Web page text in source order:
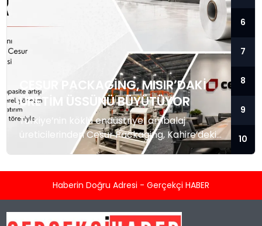
CESUR PACKAGING, MISIR’DAKI
ÜRETIM ÜSSÜNÜ BÜYÜTÜYOR
Türkiye’nin köklü endüstriyel ambalaj
üreticilerinden Cesur Packaging, Kahire’deki
tam entegre tesisinde kapasite artırımına
yatırıldı. Endüstriyel ambalaj sektörünün
Packaging, Mısır’daki üretim yatırımlarını
6
7
8
9
10
Haberin Doğru Adresi - Gerçekçi HABER